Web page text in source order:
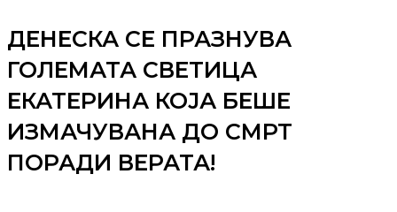
ДЕНЕСКА СЕ ПРАЗНУВА
ГОЛЕМАТА СВЕТИЦА
ЕКАТЕРИНА КОЈА БЕШЕ
ИЗМАЧУВАНА ДО СМРТ
ПОРАДИ ВЕРАТА!